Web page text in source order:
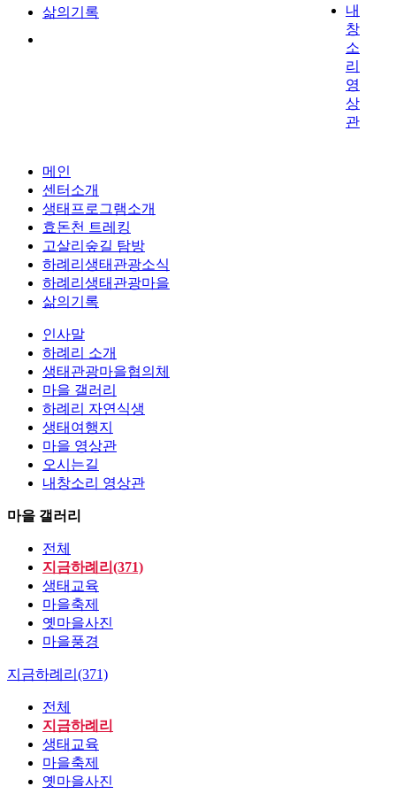
삶의기록
내
창
소
리
영
상
관
메인
센터소개
생태프로그램소개
효돈천 트레킹
고살리숲길 탐방
하례리생태관광소식
하례리생태관광마을
삶의기록
인사말
하례리 소개
생태관광마을협의체
마을 갤러리
하례리 자연식생
생태여행지
마을 영상관
오시는길
내창소리 영상관
마을 갤러리
전체
지금하례리(371)
생태교육
마을축제
옛마을사진
마을풍경
지금하례리(371)
전체
지금하례리
생태교육
마을축제
옛마을사진